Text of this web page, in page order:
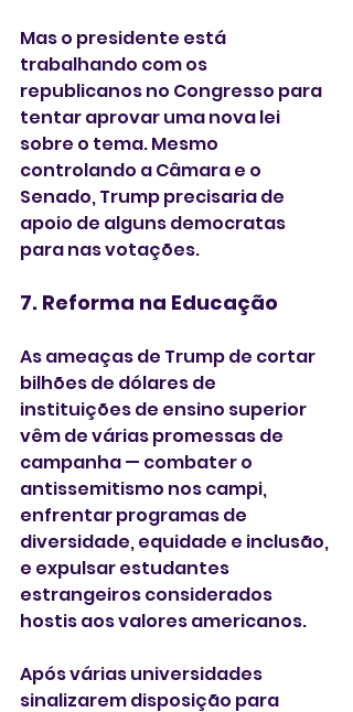
Mas o presidente está
trabalhando com os
republicanos no Congresso para
tentar aprovar uma nova lei
sobre o tema. Mesmo
controlando a Câmara e o
Senado, Trump precisaria de
apoio de alguns democratas
para nas votações.
7. Reforma na Educação
As ameaças de Trump de cortar
bilhões de dólares de
instituições de ensino superior
vêm de várias promessas de
campanha — combater o
antissemitismo nos campi,
enfrentar programas de
diversidade, equidade e inclusão,
e expulsar estudantes
estrangeiros considerados
hostis aos valores americanos.
Após várias universidades
sinalizarem disposição para